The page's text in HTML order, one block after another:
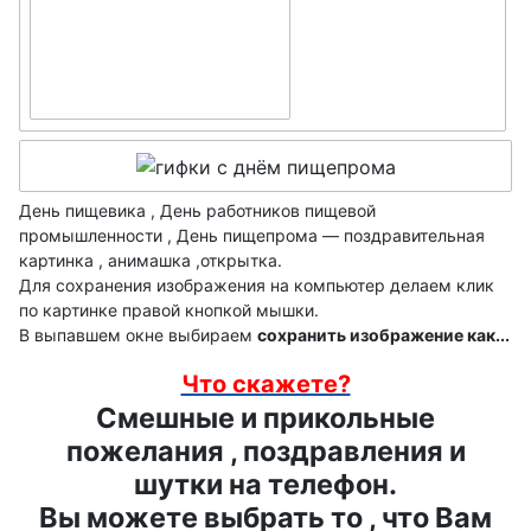
гендиректо
День
атомщика
День ЛОРа
День
День
лесника
машиностр
День
шахмат
День
работников
морского и
речного
флота
День
сисадмина
День
работников
о кассира
День
поэзии
День
гидрометео
ролога
День
работника
День пищевика , День работников пищевой
промышленности , День пищепрома — поздравительная
картинка , анимашка ,открытка.
Для сохранения изображения на компьютер делаем клик
по картинке правой кнопкой мышки.
В выпавшем окне выбираем сохранить изображение как...
Что скажете?
Смешные и прикольные
пожелания , поздравления и
шутки на телефон.
Вы можете выбрать то , что Вам